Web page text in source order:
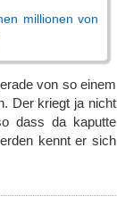
millionen von
von so einem
Der kriegt ja nicht
dass da kaputte
kennt er sich